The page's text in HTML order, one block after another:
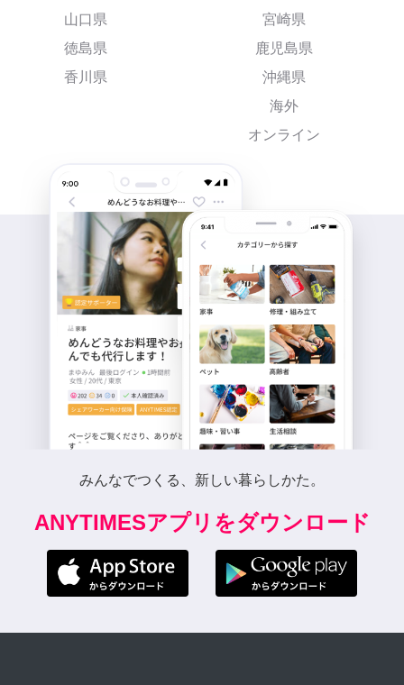
山口県
徳島県
香川県
宮崎県
鹿児島県
沖縄県
海外
オンライン
みんなでつくる、新しい暮らしかた。
ANYTIMESアプリをダウンロード